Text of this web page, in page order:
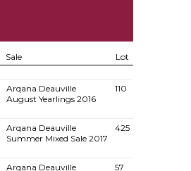
Sale
Lot
Arqana Deauville
August Yearlings 2016
110
Arqana Deauville
Summer Mixed Sale 2017
425
Arqana Deauville
57